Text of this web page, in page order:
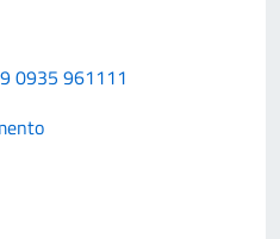
0935 961111